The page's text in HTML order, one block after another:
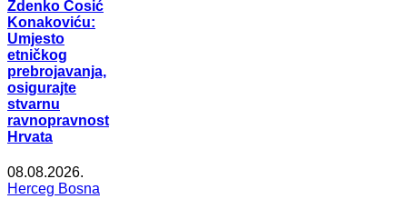
Zdenko Ćosić
Konakoviću:
Umjesto
etničkog
prebrojavanja,
osigurajte
stvarnu
ravnopravnost
Hrvata
08.08.2026.
Herceg Bosna